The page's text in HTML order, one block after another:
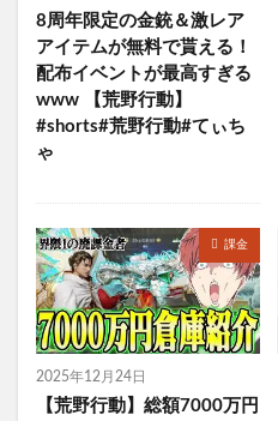
8周年限定の金銃＆激レア
アイテムが無料で貰える！
配布イベントが最高すぎる
www 【荒野行動】
#shorts#荒野行動#てぃち
ゃ
課金
2025年12月24日
【荒野行動】総額7000万円